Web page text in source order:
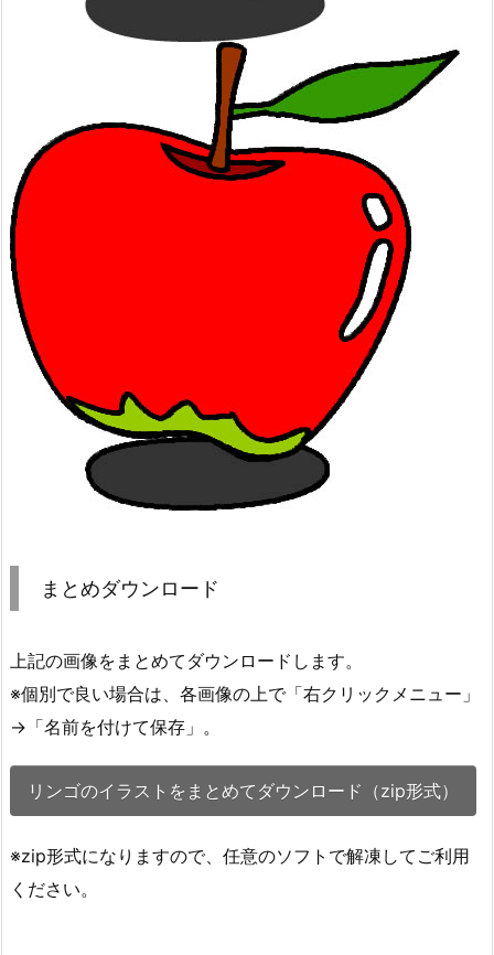
まとめダウンロード
上記の画像をまとめてダウンロードします。
※個別で良い場合は、各画像の上で「右クリックメニュー」
→「名前を付けて保存」。
リンゴのイラストをまとめてダウンロード（zip形式）
※zip形式になりますので、任意のソフトで解凍してご利用
ください。